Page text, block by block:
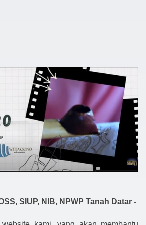
SIUP, NIB, NPWP Tanah Datar -